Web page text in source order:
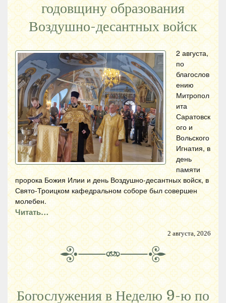
годовщину образования
Воздушно-десантных войск
2 августа,
по
благослов
ению
Митропол
ита
Саратовск
ого и
Вольского
Игнатия, в
день
памяти
пророка Божия Илии и день Воздушно-десантных войск, в
Свято-Троицком кафедральном соборе был совершен
молебен.
Читать…
2 августа, 2026
Богослужения в Неделю 9-ю по